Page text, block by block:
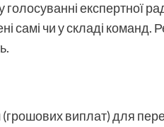
експертної
самі чи у складі команд.
виплат) для